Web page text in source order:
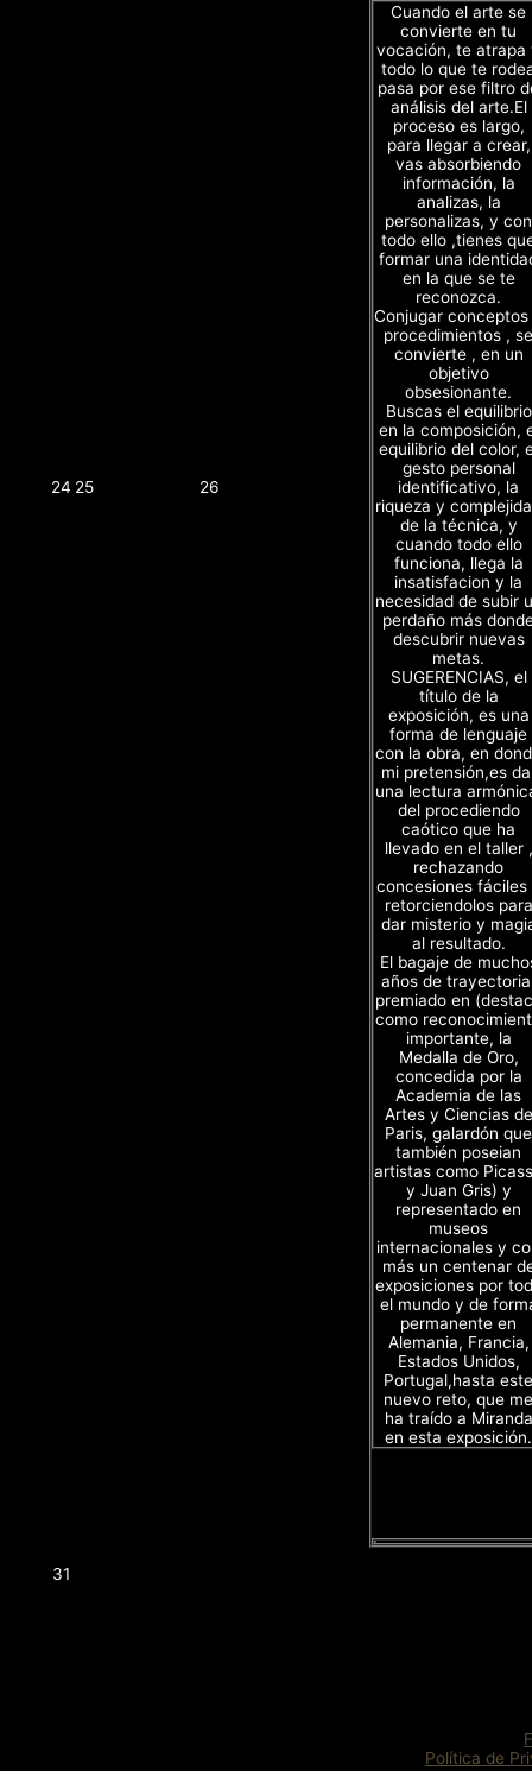
24 25 26
Cuando el arte se
convierte en tu
vocación, te atrapa
todo lo que te
pasa por ese filtro
análisis del arte.El
proceso es largo,
para llegar a crear,
vas absorbiendo
información, la
analizas, la
personalizas, y con
todo ello ,tienes
formar una
en la que se te
reconozca.
Conjugar
procedimientos , se
convierte , en un
objetivo
obsesionante.
Buscas el equilibrio
en la composición,
equilibrio del color,
gesto personal
identificativo, la
riqueza y
de la técnica, y
cuando todo ello
funciona, llega la
insatisfacion y la
necesidad de subir
perdaño más
descubrir nuevas
metas.
SUGERENCIAS, el
título de la
exposición, es una
forma de lenguaje
con la obra, en
mi pretensión,es
una lectura
del procediendo
caótico que ha
llevado en el taller ,
rechazando
concesiones fáciles
retorciendolos para
dar misterio y
al resultado.
El bagaje de
años de
premiado en
como
importante, la
Medalla de Oro,
concedida por la
Academia de las
Artes y Ciencias de
Paris, galardón que
también poseian
artistas como
y Juan Gris) y
representado en
museos
internacionales y
más un centenar
exposiciones por
el mundo y de
permanente en
Alemania, Francia,
Estados Unidos,
Portugal,hasta este
nuevo reto, que me
ha traído a Miranda
en esta exposición.
31
Política de